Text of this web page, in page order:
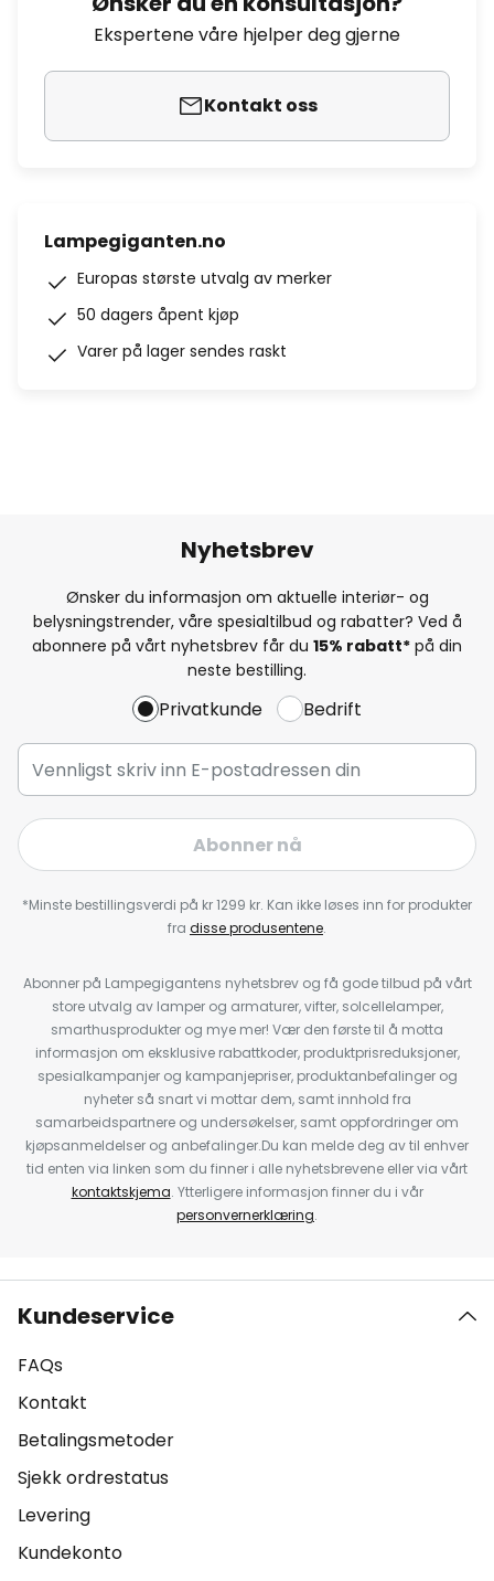
Ekspertene våre hjelper deg gjerne
Kontakt oss
Lampegiganten.no
Europas største utvalg av merker
50 dagers åpent kjøp
Varer på lager sendes raskt
Nyhetsbrev
Ønsker du informasjon om aktuelle interiør- og
belysningstrender, våre spesialtilbud og rabatter? Ved å
abonnere på vårt nyhetsbrev får du 15% rabatt* på din
neste bestilling.
Privatkunde Bedrift
Abonner nå
*Minste bestillingsverdi på kr 1299 kr. Kan ikke løses inn for produkter
fra disse produsentene.
Abonner på Lampegigantens nyhetsbrev og få gode tilbud på vårt
store utvalg av lamper og armaturer, vifter, solcellelamper,
smarthusprodukter og mye mer! Vær den første til å motta
informasjon om eksklusive rabattkoder, produktprisreduksjoner,
spesialkampanjer og kampanjepriser, produktanbefalinger og
nyheter så snart vi mottar dem, samt innhold fra
samarbeidspartnere og undersøkelser, samt oppfordringer om
kjøpsanmeldelser og anbefalinger.Du kan melde deg av til enhver
tid enten via linken som du finner i alle nyhetsbrevene eller via vårt
kontaktskjema. Ytterligere informasjon finner du i vår
personvernerklæring.
Kundeservice
FAQs
Kontakt
Betalingsmetoder
Sjekk ordrestatus
Levering
Kundekonto